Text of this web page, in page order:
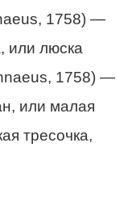
1758) —
или люска
1758) —
или малая
тресочка,